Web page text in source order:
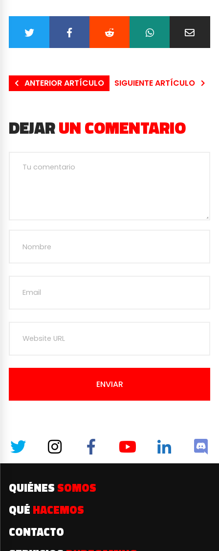
ANTERIOR ARTÍCULO SIGUIENTE ARTÍCULO
DEJARUN COMENTARIO
ENVIAR
QUIÉNES SOMOS
QUÉ HACEMOS
CONTACTO